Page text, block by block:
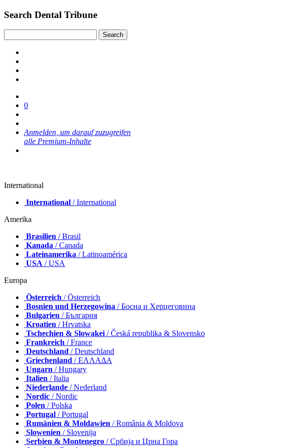
Search Dental Tribune
0
Anmelden, um darauf zuzugreifen
alle Premium-Inhalte
International
International / International
Amerika
Brasilien / Brasil
Kanada / Canada
Lateinamerika / Latinoamérica
USA / USA
Europa
Österreich / Österreich
Bosnien und Herzegowina / Босна и Херцеговина
Bulgarien / България
Kroatien / Hrvatska
Tschechien & Slowakei/ Česká republika & Slovensko
Frankreich / France
Deutschland / Deutschland
Griechenland / ΕΛΛΑΔΑ
Ungarn / Hungary
Italien / Italia
Niederlande / Nederland
Nordic / Nordic
Polen / Polska
Portugal / Portugal
Rumänien & Moldawien / România & Moldova
Slowenien / Slovenija
Serbien & Montenegro / Србија и Црна Гора